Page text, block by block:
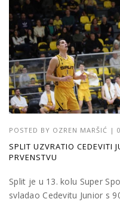
POSTED BY OZREN MARŠIĆ |
SPLIT UZVRATIO CEDEVITI
PRVENSTVU
Split je u 13. kolu Super
svladao Cedevitu Junior s